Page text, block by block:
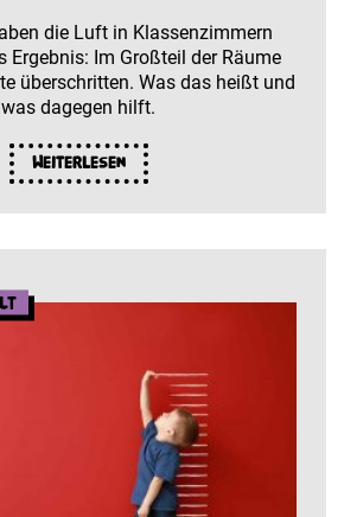
die Luft in Klassenzimmern
Ergebnis: Im Großteil der Räume
überschritten. Was das heißt und
was dagegen hilft.
Weiterlesen